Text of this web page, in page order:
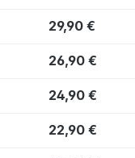
29,90 €
26,90 €
24,90 €
22,90 €